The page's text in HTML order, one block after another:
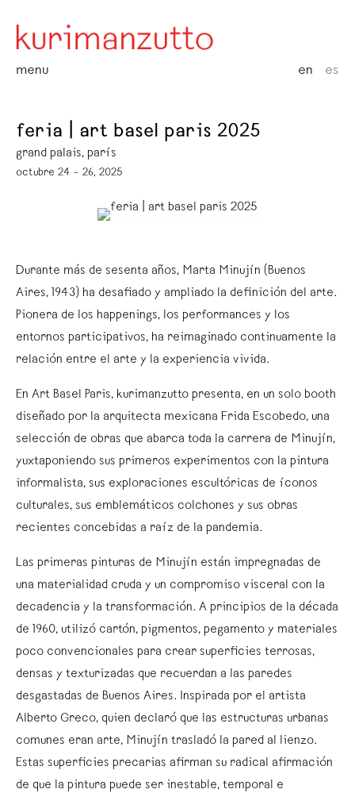
menu en es
feria | art basel paris 2025
grand palais, parís
octubre 24 – 26, 2025
Durante más de sesenta años, Marta Minujín (Buenos
Aires, 1943) ha desafiado y ampliado la definición del arte.
Pionera de los happenings, los performances y los
entornos participativos, ha reimaginado continuamente la
relación entre el arte y la experiencia vivida.
En Art Basel Paris, kurimanzutto presenta, en un solo booth
diseñado por la arquitecta mexicana Frida Escobedo, una
selección de obras que abarca toda la carrera de Minujín,
yuxtaponiendo sus primeros experimentos con la pintura
informalista, sus exploraciones escultóricas de íconos
culturales, sus emblemáticos colchones y sus obras
recientes concebidas a raíz de la pandemia.
Las primeras pinturas de Minujín están impregnadas de
una materialidad cruda y un compromiso visceral con la
decadencia y la transformación. A principios de la década
de 1960, utilizó cartón, pigmentos, pegamento y materiales
poco convencionales para crear superficies terrosas,
densas y texturizadas que recuerdan a las paredes
desgastadas de Buenos Aires. Inspirada por el artista
Alberto Greco, quien declaró que las estructuras urbanas
comunes eran arte, Minujín trasladó la pared al lienzo.
Estas superficies precarias afirman su radical afirmación
de que la pintura puede ser inestable, temporal e